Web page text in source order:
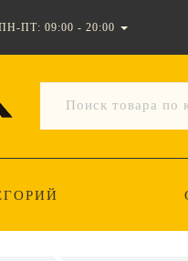
ПТ: 09:00 - 20:00